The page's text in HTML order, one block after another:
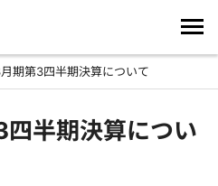
期第3四半期決算について
半期決算につい